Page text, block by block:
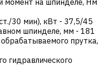
30 мин), кВт - 37,5/45
шпинделе, мм - 181
прутка,
гидравлического